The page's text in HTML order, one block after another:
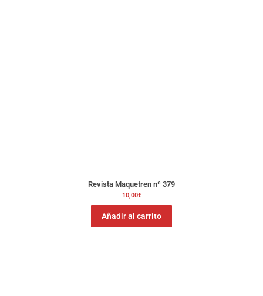
Revista Maquetren nº 379
10,00€
Añadir al carrito